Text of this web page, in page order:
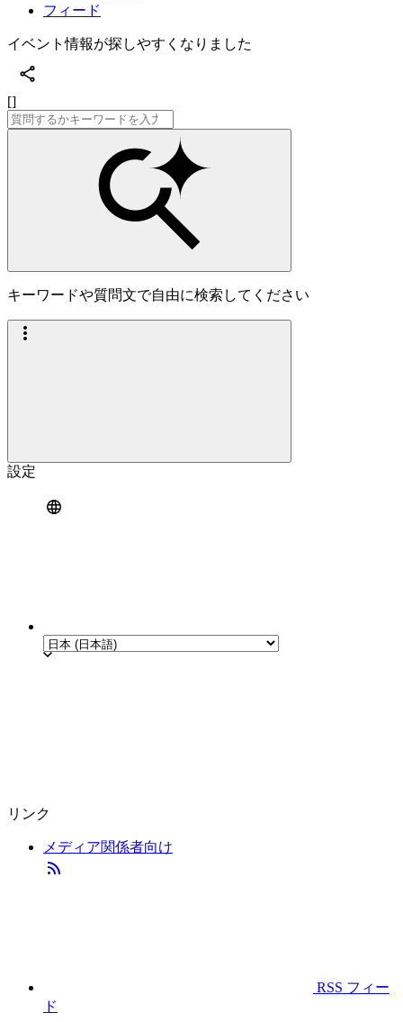
フィード
イベント情報が探しやすくなりました
[]
キーワードや質問文で自由に検索してください
設定
リンク
メディア関係者向け
RSS フィー
ド